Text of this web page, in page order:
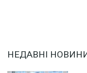
НЕДАВНІ